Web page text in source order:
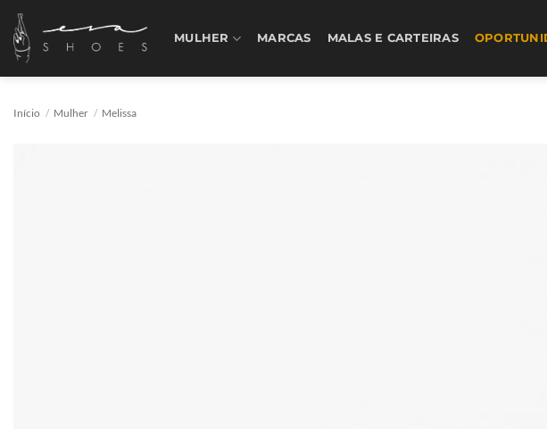
Skip
content
MULHER MARCAS MALAS E CARTEIRAS
Início / Mulher / Melissa